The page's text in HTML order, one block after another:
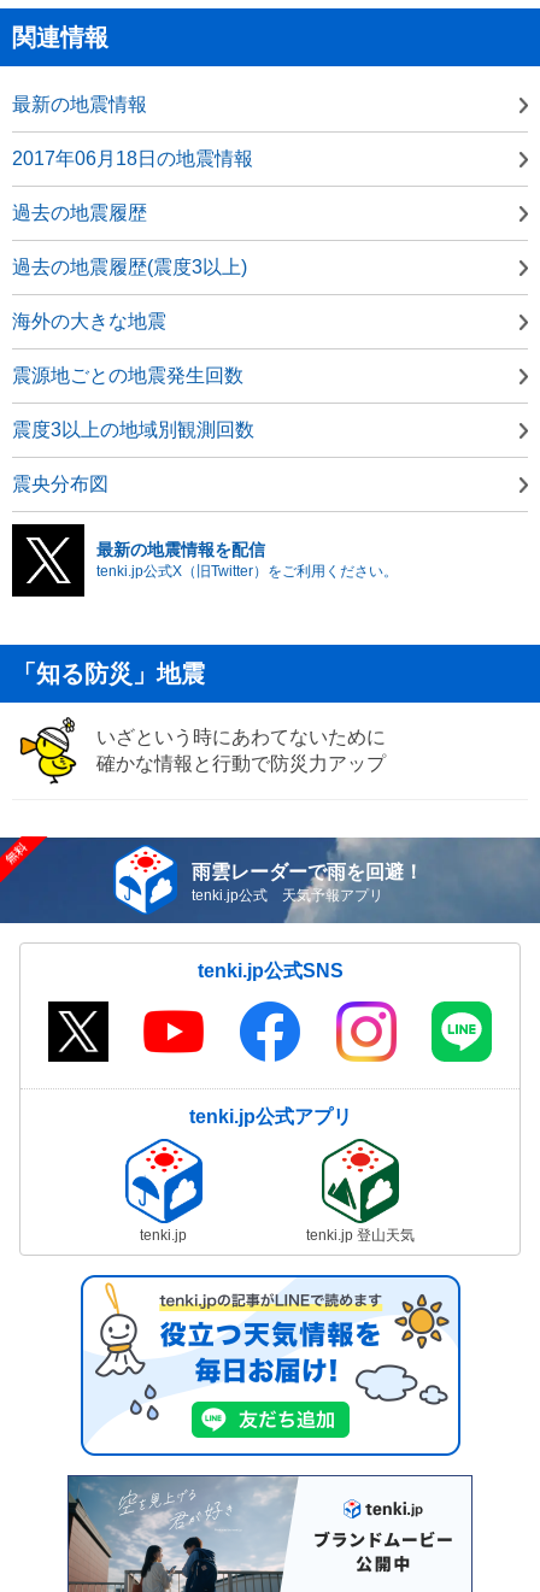
関連情報
最新の地震情報
2017年06月18日の地震情報
過去の地震履歴
過去の地震履歴(震度3以上)
海外の大きな地震
震源地ごとの地震発生回数
震度3以上の地域別観測回数
震央分布図
最新の地震情報を配信
tenki.jp公式X（旧Twitter）をご利用ください。
「知る防災」地震
いざという時にあわてないために
確かな情報と行動で防災力アップ
雨雲レーダーで雨を回避！
tenki.jp公式 天気予報アプリ
tenki.jp公式SNS
tenki.jp公式アプリ
tenki.jp tenki.jp 登山天気